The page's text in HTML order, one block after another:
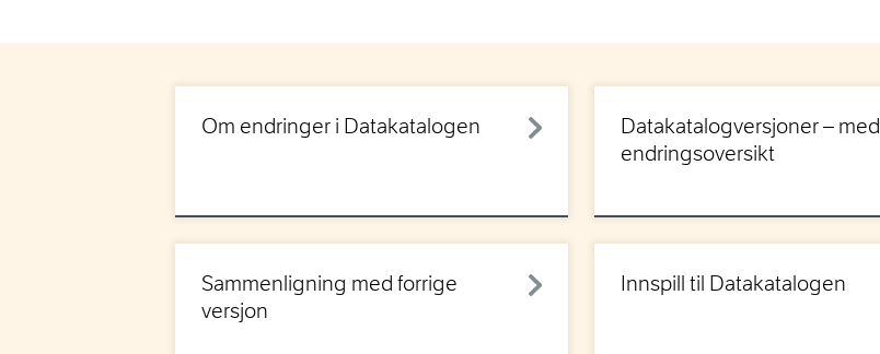
Om endringer i Datakatalogen
Datakatalogversjoner – med
endringsoversikt
Sammenligning med forrige
versjon
Innspill til Datakatalogen